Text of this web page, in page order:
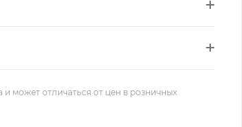
может отличаться от цен в розничных